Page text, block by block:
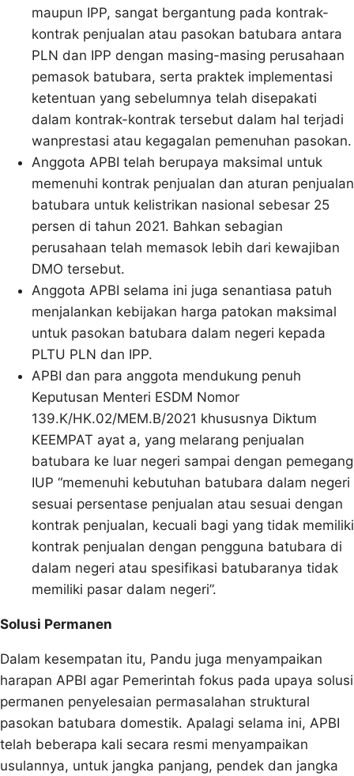
maupun IPP, sangat bergantung pada kontrak-
kontrak penjualan atau pasokan batubara antara
PLN dan IPP dengan masing-masing perusahaan
pemasok batubara, serta praktek implementasi
ketentuan yang sebelumnya telah disepakati
dalam kontrak-kontrak tersebut dalam hal terjadi
wanprestasi atau kegagalan pemenuhan pasokan.
Anggota APBI telah berupaya maksimal untuk
memenuhi kontrak penjualan dan aturan penjualan
batubara untuk kelistrikan nasional sebesar 25
persen di tahun 2021. Bahkan sebagian
perusahaan telah memasok lebih dari kewajiban
DMO tersebut.
Anggota APBI selama ini juga senantiasa patuh
menjalankan kebijakan harga patokan maksimal
untuk pasokan batubara dalam negeri kepada
PLTU PLN dan IPP.
APBI dan para anggota mendukung penuh
Keputusan Menteri ESDM Nomor
139.K/HK.02/MEM.B/2021 khususnya Diktum
KEEMPAT ayat a, yang melarang penjualan
batubara ke luar negeri sampai dengan pemegang
IUP “memenuhi kebutuhan batubara dalam negeri
sesuai persentase penjualan atau sesuai dengan
kontrak penjualan, kecuali bagi yang tidak memiliki
kontrak penjualan dengan pengguna batubara di
dalam negeri atau spesifikasi batubaranya tidak
memiliki pasar dalam negeri”.
Solusi Permanen
Dalam kesempatan itu, Pandu juga menyampaikan
harapan APBI agar Pemerintah fokus pada upaya solusi
permanen penyelesaian permasalahan struktural
pasokan batubara domestik. Apalagi selama ini, APBI
telah beberapa kali secara resmi menyampaikan
usulannya, untuk jangka panjang, pendek dan jangka